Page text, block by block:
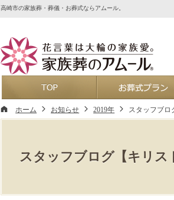
スタッフブログ【キリス
高崎市の家族葬・葬儀・お葬式ならアムール。
ホーム お知らせ 2019年 スタッフブロ